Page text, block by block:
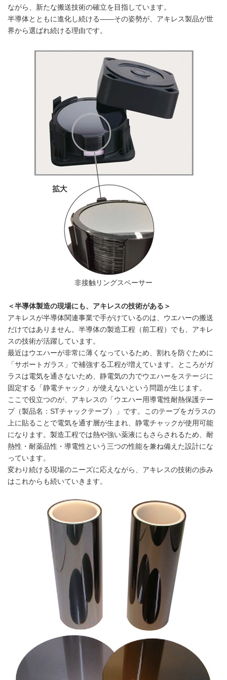
ながら、新たな搬送技術の確立を目指しています。
半導体とともに進化し続ける——その姿勢が、アキレス製品が世
界から選ばれ続ける理由です。
非接触リングスペーサー
＜半導体製造の現場にも、アキレスの技術がある＞
アキレスが半導体関連事業で手がけているのは、ウエハーの搬送
だけではありません。半導体の製造工程（前工程）でも、アキレ
スの技術が活躍しています。
最近はウエハーが非常に薄くなっているため、割れを防ぐために
「サポートガラス」で補強する工程が増えています。ところがガ
ラスは電気を通さないため、静電気の力でウエハーをステージに
固定する「静電チャック」が使えないという問題が生じます。
ここで役立つのが、アキレスの「ウエハー用導電性耐熱保護テー
プ（製品名：STチャックテープ）」です。このテープをガラスの
上に貼ることで電気を通す層が生まれ、静電チャックが使用可能
になります。製造工程では熱や強い薬液にもさらされるため、耐
熱性・耐薬品性・導電性という三つの性能を兼ね備えた設計にな
っています。
変わり続ける現場のニーズに応えながら、アキレスの技術の歩み
はこれからも続いていきます。
Japanese